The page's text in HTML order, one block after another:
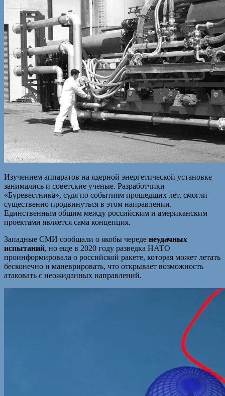
Изучением аппаратов на ядерной энергетической установке
занимались и советские ученые. Разработчики
«Буревестника», судя по событиям прошедших лет, смогли
существенно продвинуться в этом направлении.
Единственным общим между российским и американским
проектами является сама концепция.
Западные СМИ сообщали о якобы череде неудачных
испытаний, но еще в 2020 году разведка НАТО
проинформировала о российской ракете, которая может летать
бесконечно и маневрировать, что открывает возможность
атаковать с неожиданных направлений.